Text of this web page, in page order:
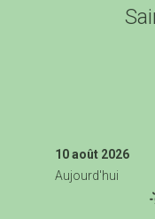
10 août 2026
Aujourd'hui